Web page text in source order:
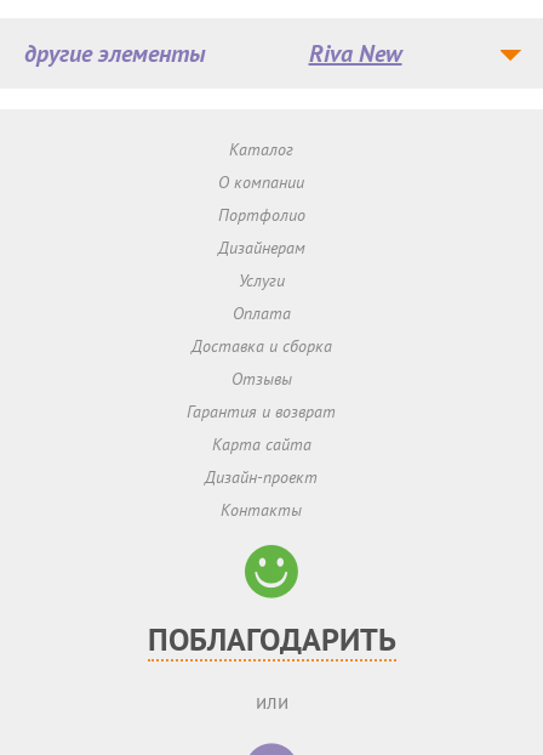
другие элементы Riva New
Каталог
О компании
Портфолио
Дизайнерам
Услуги
Оплата
Доставка и сборка
Отзывы
Гарантия и возврат
Карта сайта
Дизайн-проект
Контакты
ПОБЛАГОДАРИТЬ
или